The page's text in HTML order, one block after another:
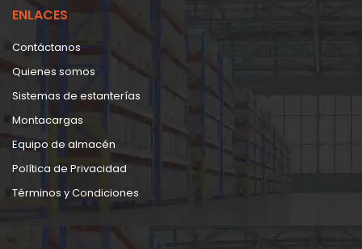
ENLACES
Contáctanos
Quienes somos
Sistemas de estanterías
Montacargas
Equipo de almacén
Política de Privacidad
Términos y Condiciones